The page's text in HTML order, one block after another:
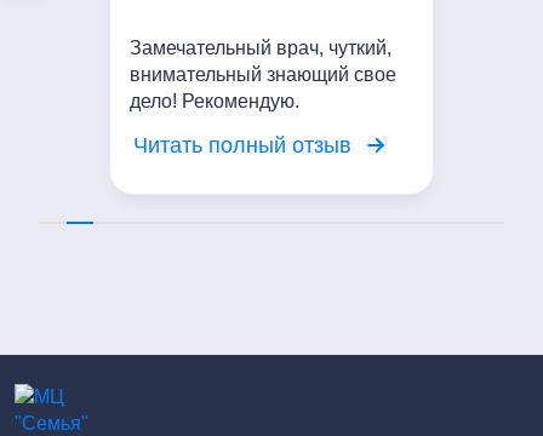
Замечательный врач, чуткий,
внимательный знающий свое
дело! Рекомендую.
Читать полный отзыв